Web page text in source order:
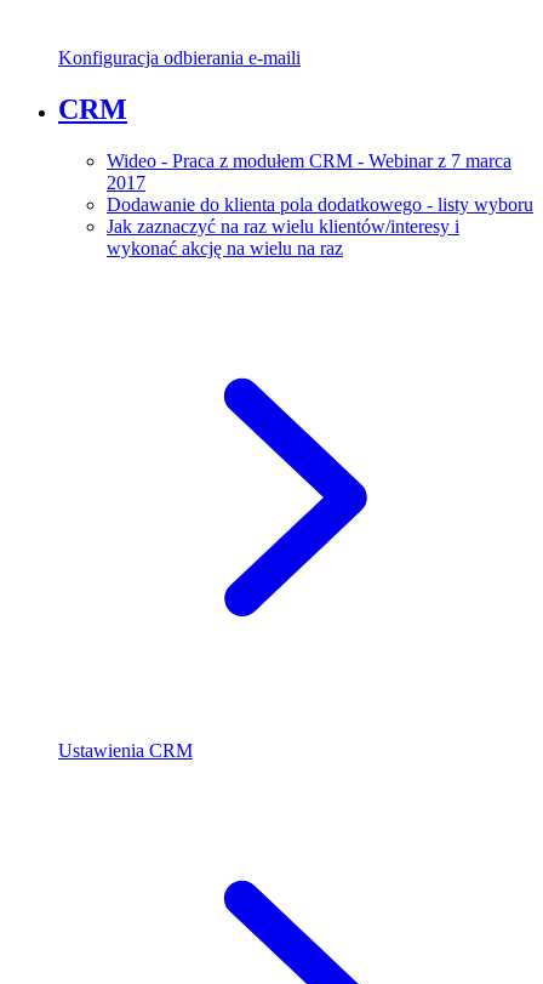
Konfiguracja odbierania e-maili
CRM
Wideo - Praca z modułem CRM - Webinar z 7 marca
2017
Dodawanie do klienta pola dodatkowego - listy wyboru
Jak zaznaczyć na raz wielu klientów/interesy i
wykonać akcję na wielu na raz
Ustawienia CRM